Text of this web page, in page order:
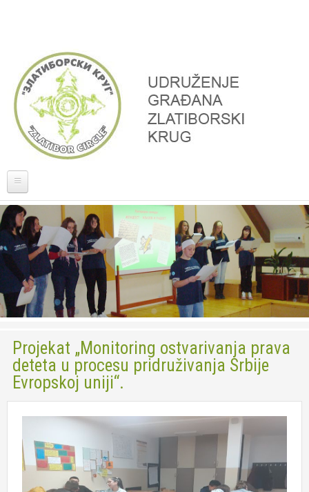
Naslovna
O nama
Projekti
Donatori, partneri
Usluga Pomoć u kući za stare
Usluga Dnevni boravak
Foto
Kontakt
Projekat „Monitoring ostvarivanja prava
deteta u procesu pridruživanja Srbije
Evropskoj uniji“.